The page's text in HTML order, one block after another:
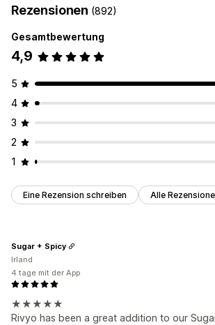
Rezensionen (892)
Gesamtbewertung
4,9
5
4
3
2
1
Eine Rezension schreiben Alle
★★★★★
Rivyo has been a great addition to our
Sugar + Spicy
Irland
4 tage mit der App